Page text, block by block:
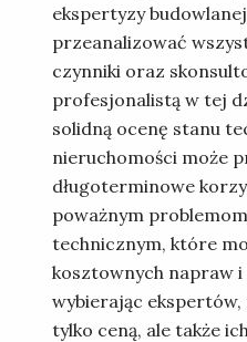
ekspertyzy
przeanalizować
czynniki oraz
profesjonalistą w tej
solidną ocenę stanu
nieruchomości może
długoterminowe
poważnym
technicznym, które
kosztownych napraw
wybierając ekspertów,
tylko ceną, ale także